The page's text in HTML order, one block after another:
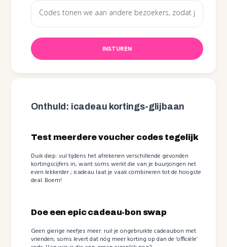
INSTUREN
Onthuld: icadeau kortings-glijbaan
Test meerdere voucher codes tegelijk
Duik diep: vul tijdens het afrekenen verschillende gevonden
kortingscijfers in, want soms werkt die van je buurjongen net
even lekkerder ; icadeau laat je vaak combineren tot de hoogste
deal. Boem!
Doe een epic cadeau-bon swap
Geen gierige neefjes meer: ruil je ongebruikte cadeaubon met
vrienden; soms levert dat nóg meer korting op dan de ‘officiële’